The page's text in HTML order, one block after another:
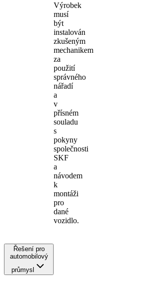
Výrobek
musí
být
instalován
zkušeným
mechanikem
za
použití
správného
nářadí
a
v
přísném
souladu
s
pokyny
společnosti
SKF
a
návodem
k
montáži
pro
dané
vozidlo.
Řešení pro
automobilový
průmysl